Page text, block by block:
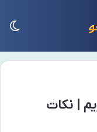
| نکات